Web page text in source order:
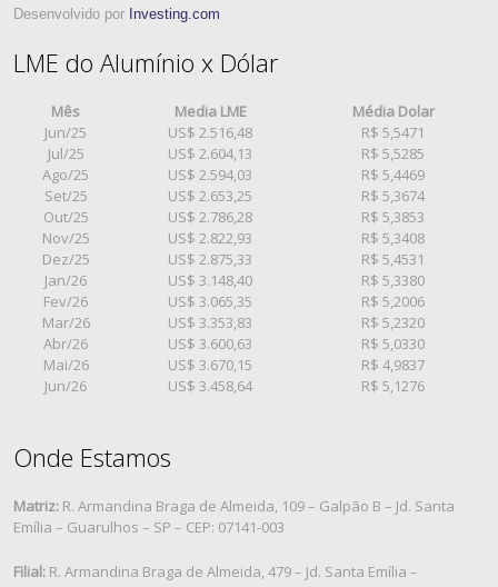
Desenvolvido por Investing.com
LME do Alumínio x Dólar
Mês Media LME
Média Dolar
Jun/25
US$ 2.516,48
R$ 5,5471
Jul/25
US$ 2.604,13
R$ 5,5285
Ago/25
US$ 2.594,03
R$ 5,4469
Set/25
US$ 2.653,25
R$ 5,3674
Out/25
US$ 2.786,28
R$ 5,3853
Nov/25
US$ 2.822,93
R$ 5,3408
Dez/25
US$ 2.875,33
R$ 5,4531
Jan/26
US$ 3.148,40
R$ 5,3380
Fev/26
US$ 3.065,35
R$ 5,2006
Mar/26
US$ 3.353,83
R$ 5,2320
Abr/26
US$ 3.600,63
R$ 5,0330
Mai/26
US$ 3.670,15
R$ 4,9837
Jun/26
US$ 3.458,64 R$ 5,1276
Onde Estamos
Matriz: R. Armandina Braga de Almeida, 109 – Galpão B – Jd. Santa
Emília – Guarulhos – SP – CEP: 07141-003
Filial: R. Armandina Braga de Almeida, 479 – Jd. Santa Emília –